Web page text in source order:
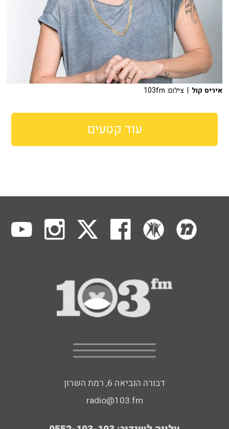
איריס קול | צילום: 103fm
עוד קטעים
דבורה הנביאה 6, רמת השרון
radio@103.fm